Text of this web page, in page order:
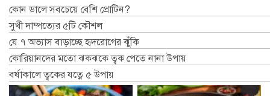
কোন ডালে সবচেয়ে বেশি প্রোটিন?
সুখী দাম্পত্যের ৫টি কৌশল
যে ৭ অভ্যাস বাড়াচ্ছে হৃদরোগের ঝুঁকি
কোরিয়ানদের মতো ঝকঝকে ত্বক পেতে নানা উপায়
বর্ষাকালে ত্বকের যত্নে ৫ উপায়